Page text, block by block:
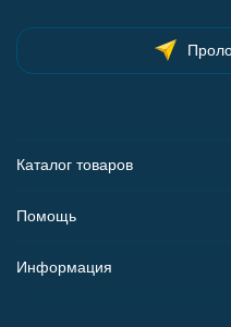
Каталог товаров
Помощь
Информация